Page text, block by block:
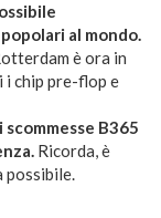
al mondo.
è ora in
i chip pre-flop e
B365
Ricorda, è
possibile.